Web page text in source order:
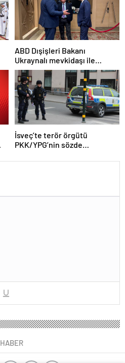
ABD Dışişleri Bakanı
Ukraynalı mevkidaşı ile
görüştü
İsveç’te terör örgütü
PKK/YPG’nin sözde
HABER